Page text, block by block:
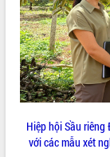
Hiệp hội Sầu
với các mẫu xét